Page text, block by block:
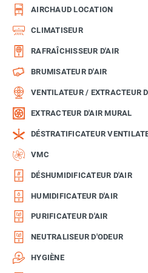
AIRCHAUD LOCATION
CLIMATISEUR
RAFRAÎCHISSEUR D'AIR
BRUMISATEUR D'AIR
VENTILATEUR / EXTRACTEUR
EXTRACTEUR D'AIR MURAL
DÉSTRATIFICATEUR
VMC
DÉSHUMIDIFICATEUR D'AIR
HUMIDIFICATEUR D'AIR
PURIFICATEUR D'AIR
NEUTRALISEUR D'ODEUR
HYGIÈNE